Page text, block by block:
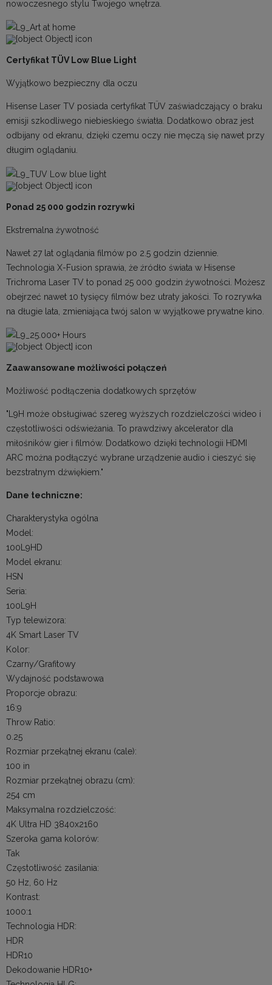
nowoczesnego stylu Twojego wnętrza.
Certyfikat TÜV Low Blue Light
Wyjątkowo bezpieczny dla oczu
Hisense Laser TV posiada certyfikat TÜV zaświadczający o braku
emisji szkodliwego niebieskiego światła. Dodatkowo obraz jest
odbijany od ekranu, dzięki czemu oczy nie męczą się nawet przy
długim oglądaniu.
Ponad 25 000 godzin rozrywki
Ekstremalna żywotność
Nawet 27 lat oglądania filmów po 2.5 godzin dziennie.
Technologia X-Fusion sprawia, że źródło świata w Hisense
Trichroma Laser TV to ponad 25 000 godzin żywotności. Możesz
obejrzeć nawet 10 tysięcy filmów bez utraty jakości. To rozrywka
na długie lata, zmieniająca twój salon w wyjątkowe prywatne kino.
Zaawansowane możliwości połączeń
Możliwość podłączenia dodatkowych sprzętów
"L9H może obsługiwać szereg wyższych rozdzielczości wideo i
częstotliwości odświeżania. To prawdziwy akcelerator dla
miłośników gier i filmów. Dodatkowo dzięki technologii HDMI
ARC można podłączyć wybrane urządzenie audio i cieszyć się
bezstratnym dźwiękiem."
Dane techniczne:
Charakterystyka ogólna
Model:
100L9HD
Model ekranu:
HSN
Seria:
100L9H
Typ telewizora:
4K Smart Laser TV
Kolor:
Czarny/Grafitowy
Wydajność podstawowa
Proporcje obrazu:
16:9
Throw Ratio:
0.25
Rozmiar przekątnej ekranu (cale):
100 in
Rozmiar przekątnej obrazu (cm):
254 cm
Maksymalna rozdzielczość:
4K Ultra HD 3840x2160
Szeroka gama kolorów:
Tak
Częstotliwość zasilania:
50 Hz, 60 Hz
Kontrast:
1000:1
Technologia HDR:
HDR
HDR10
Dekodowanie HDR10+